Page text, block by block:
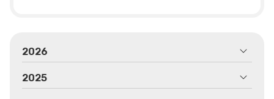
2026
2025